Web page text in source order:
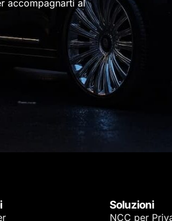
accompagnarti al
Soluzioni
NCC per